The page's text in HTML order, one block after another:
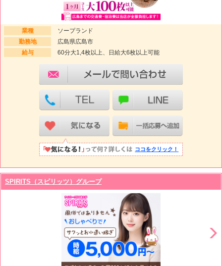
業種
ソープランド
勤務地
広島県広島市
給与
60分大1,4枚以上、日給大6枚以上可能
ココをクリック！
SPIRITS（スピリッツ）グループ